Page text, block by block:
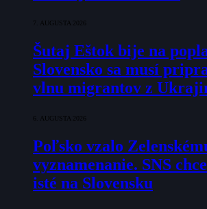
7. AUGUSTA 2026
Šutaj Eštok bije na
Slovensko sa musí
vlnu migrantov z
6. AUGUSTA 2026
Poľsko vzalo
vyznamenanie. SNS
isté na Slovensku